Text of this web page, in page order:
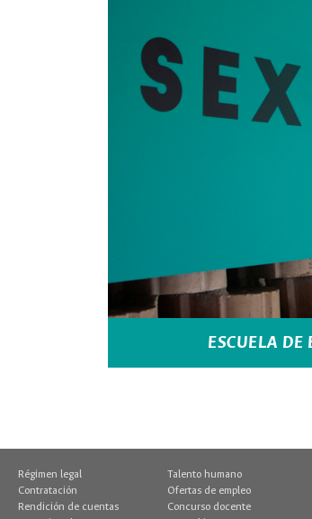
ESCUELA DE
Régimen legal
Contratación
Rendición de cuentas
Talento humano
Ofertas de empleo
Concurso docente